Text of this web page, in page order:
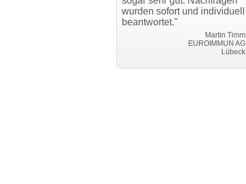
wurden sofort und individuell
beantwortet."
Martin Timm
EUROIMMUN AG
Lübeck